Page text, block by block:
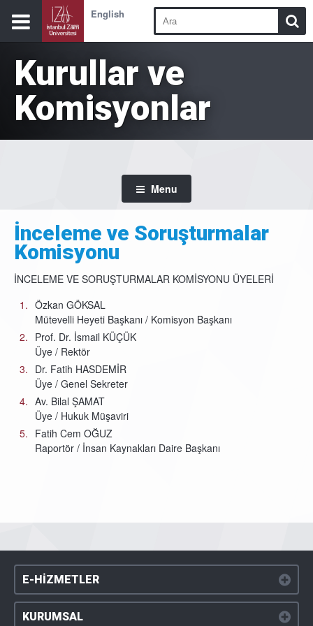
English
Kurullar ve
Komisyonlar
Menu
İnceleme ve Soruşturmalar
Komisyonu
İNCELEME VE SORUŞTURMALAR KOMİSYONU ÜYELERİ
Özkan GÖKSAL
Mütevelli Heyeti Başkanı / Komisyon Başkanı
Prof. Dr. İsmail KÜÇÜK
Üye / Rektör
Dr. Fatih HASDEMİR
Üye / Genel Sekreter
Av. Bilal ŞAMAT
Üye / Hukuk Müşaviri
Fatih Cem OĞUZ
Raportör / İnsan Kaynakları Daire Başkanı
E-HİZMETLER
KURUMSAL